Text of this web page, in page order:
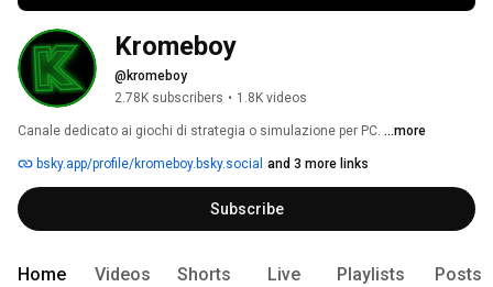
Kromeboy
@kromeboy
2.78K subscribers • 1.8K videos
Canale dedicato ai giochi di strategia o simulazione per PC. ...more
bsky.app/profile/kromeboy.bsky.social and 3 more links
Subscribe
Home Videos Shorts Live Playlists Posts